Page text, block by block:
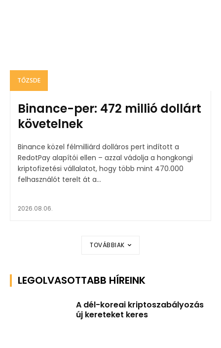
TŐZSDE
Binance-per: 472 millió dollárt
követelnek
Binance közel félmilliárd dolláros pert indított a
RedotPay alapítói ellen – azzal vádolja a hongkongi
kriptofizetési vállalatot, hogy több mint 470.000
felhasználót terelt át a...
2026.08.06.
TOVÁBBIAK
LEGOLVASOTTABB HÍREINK
A dél-koreai kriptoszabályozás
új kereteket keres